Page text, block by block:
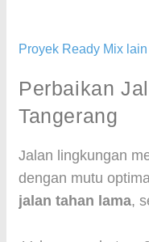
Proyek Ready Mix
Perbaikan
Tangerang
Jalan lingkungan
dengan mutu
jalan tahan lama,